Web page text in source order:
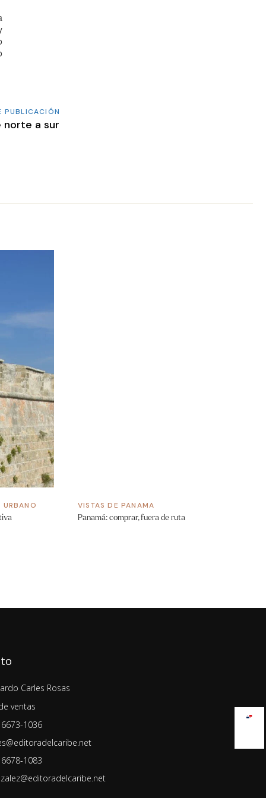
PUBLICACIÓN
norte a sur
URBANO VISTAS DE PANAMA
Panamá: comprar‚ fuera de ruta
Carles Rosas
ventas
1036
1083